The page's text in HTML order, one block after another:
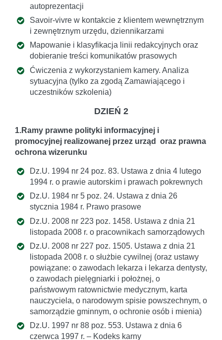
autoprezentacji
Savoir-vivre w kontakcie z klientem wewnętrznym
i zewnętrznym urzędu, dziennikarzami
Mapowanie i klasyfikacja linii redakcyjnych oraz
dobieranie treści komunikatów prasowych
Ćwiczenia z wykorzystaniem kamery. Analiza
sytuacyjna (tylko za zgodą Zamawiającego i
uczestników szkolenia)
DZIEŃ 2
1.Ramy prawne polityki informacyjnej i
promocyjnej realizowanej przez urząd oraz prawna
ochrona wizerunku
Dz.U. 1994 nr 24 poz. 83. Ustawa z dnia 4 lutego
1994 r. o prawie autorskim i prawach pokrewnych
Dz.U. 1984 nr 5 poz. 24. Ustawa z dnia 26
stycznia 1984 r. Prawo prasowe
Dz.U. 2008 nr 223 poz. 1458. Ustawa z dnia 21
listopada 2008 r. o pracownikach samorządowych
Dz.U. 2008 nr 227 poz. 1505. Ustawa z dnia 21
listopada 2008 r. o służbie cywilnej (oraz ustawy
powiązane: o zawodach lekarza i lekarza dentysty,
o zawodach pielęgniarki i położnej, o
państwowym ratownictwie medycznym, karta
nauczyciela, o narodowym spisie powszechnym, o
samorządzie gminnym, o ochronie osób i mienia)
Dz.U. 1997 nr 88 poz. 553. Ustawa z dnia 6
czerwca 1997 r. – Kodeks karny